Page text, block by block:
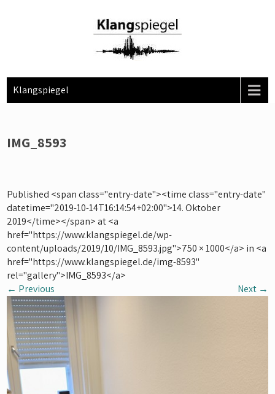
Klangspiegel
IMG_8593
Published <span class="entry-date"><time class="entry-date"
datetime="2019-10-14T16:14:54+02:00">14. Oktober
2019</time></span> at <a
href="https://www.klangspiegel.de/wp-
content/uploads/2019/10/IMG_8593.jpg">750 × 1000</a> in <a
href="https://www.klangspiegel.de/img-8593"
rel="gallery">IMG_8593</a>
← Previous Next →